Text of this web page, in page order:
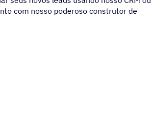
com nosso poderoso construtor de